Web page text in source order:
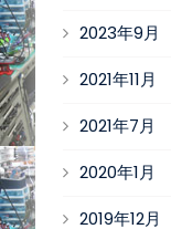
2023年9月
2021年11月
2021年7月
2020年1月
2019年12月